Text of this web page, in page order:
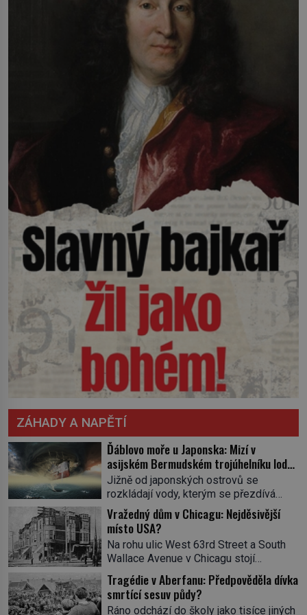
ZÁHADY A NAPĚTÍ
Ďáblovo moře u Japonska: Mizí v
asijském Bermudském trojúhelníku lodě
ve spárech neznámé síly?
Jižně od japonských ostrovů se
rozkládají vody, kterým se přezdívá
Ďáblovo moře. Vypráví se o lodích
mizejících beze stopy, podivných
světlech, zrádných proudech i mořských
dracích, kteří měli tyto končiny střežit už
v dávných legendách. Je tichomořský
Dračí trojúhelník skutečně prokletým
místem, nebo se zde jen nebezpečná
příroda proměnila v jednu z
Vražedný dům v Chicagu: Nejděsivější
místo USA?
Na rohu ulic West 63rd Street a South
Wallace Avenue v Chicagu stojí
nenápadná pošta. Nemá žádný speciální
nápis ani pamětní desku. A přesto prý
místní zaměstnanci neradi chodí do
Tragédie v Aberfanu: Předpověděla dívka
smrtící sesuv půdy?
Ráno odchází do školy jako tisíce jiných